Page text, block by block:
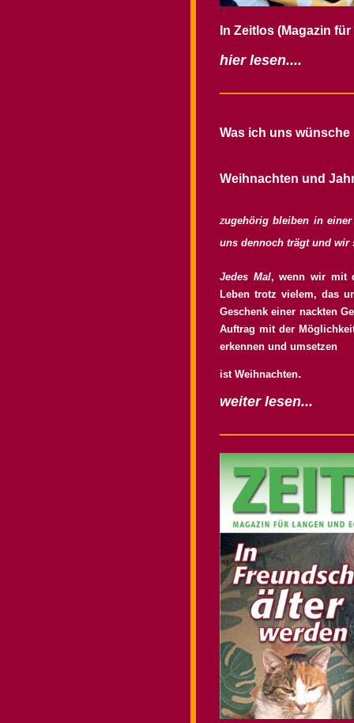
In Zeitlos (Magazin
hier lesen....
Was ich uns wünsche
Weihnachten und
Zugehörig bleiben in
uns dennoch trägt und wir
Jedes Mal, wenn wir mit
Leben trotz vielem, das
Geschenk einer nackten
Auftrag mit der
erkennen und umsetzen
ist Weihnachten.
weiter lesen...